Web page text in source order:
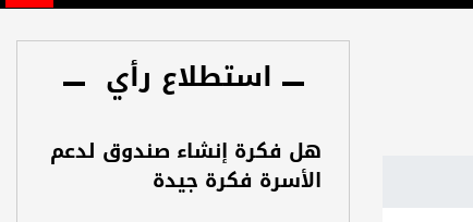
استطلاع رأي
هل فكرة إنشاء صندوق لدعم
الأسرة فكرة جيدة